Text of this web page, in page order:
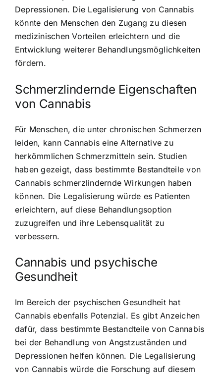
Depressionen. Die Legalisierung von Cannabis
könnte den Menschen den Zugang zu diesen
medizinischen Vorteilen erleichtern und die
Entwicklung weiterer Behandlungsmöglichkeiten
fördern.
Schmerzlindernde Eigenschaften
von Cannabis
Für Menschen, die unter chronischen Schmerzen
leiden, kann Cannabis eine Alternative zu
herkömmlichen Schmerzmitteln sein. Studien
haben gezeigt, dass bestimmte Bestandteile von
Cannabis schmerzlindernde Wirkungen haben
können. Die Legalisierung würde es Patienten
erleichtern, auf diese Behandlungsoption
zuzugreifen und ihre Lebensqualität zu
verbessern.
Cannabis und psychische
Gesundheit
Im Bereich der psychischen Gesundheit hat
Cannabis ebenfalls Potenzial. Es gibt Anzeichen
dafür, dass bestimmte Bestandteile von Cannabis
bei der Behandlung von Angstzuständen und
Depressionen helfen können. Die Legalisierung
von Cannabis würde die Forschung auf diesem